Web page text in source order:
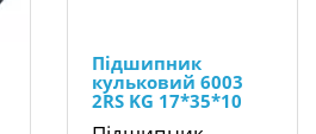
Підшипник
кульковий 6003
2RS KG 17*35*10